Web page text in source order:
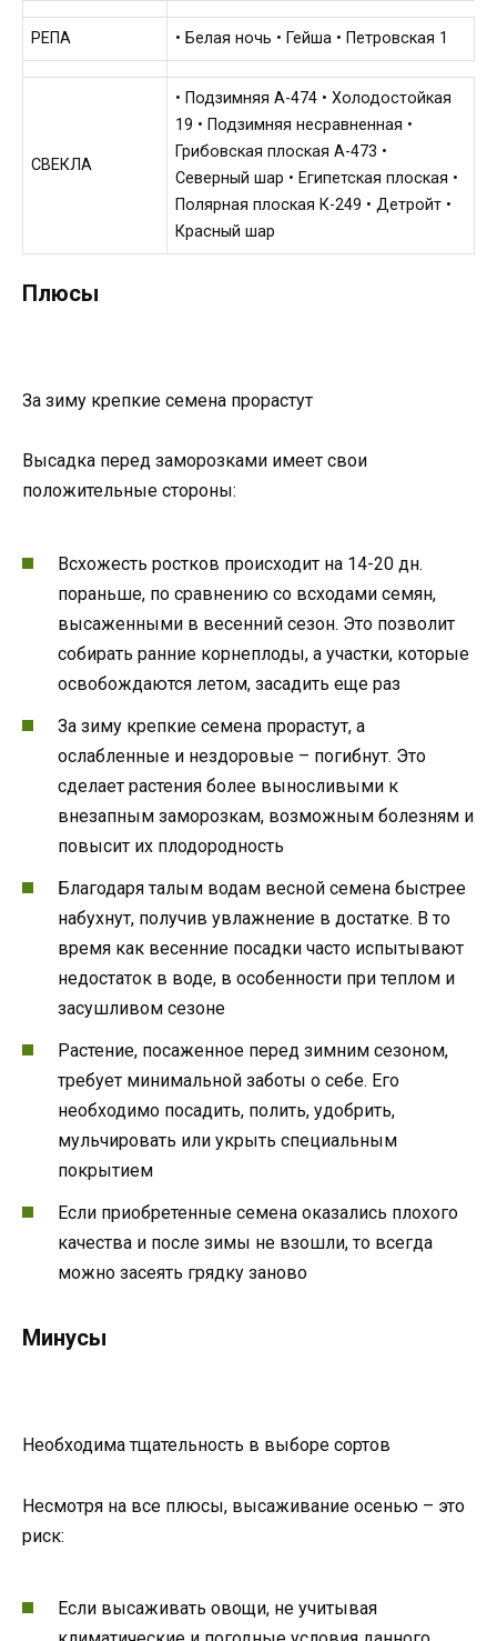
РЕПА • Белая ночь • Гейша • Петровская 1
СВЕКЛА
• Подзимняя А-474 • Холодостойкая
19 • Подзимняя несравненная •
Грибовская плоская А-473 •
Северный шар • Египетская плоская •
Полярная плоская К-249 • Детройт •
Красный шар
Плюсы
За зиму крепкие семена прорастут
Высадка перед заморозками имеет свои
положительные стороны:
Всхожесть ростков происходит на 14-20 дн.
пораньше, по сравнению со всходами семян,
высаженными в весенний сезон. Это позволит
собирать ранние корнеплоды, а участки, которые
освобождаются летом, засадить еще раз
За зиму крепкие семена прорастут, а
ослабленные и нездоровые – погибнут. Это
сделает растения более выносливыми к
внезапным заморозкам, возможным болезням и
повысит их плодородность
Благодаря талым водам весной семена быстрее
набухнут, получив увлажнение в достатке. В то
время как весенние посадки часто испытывают
недостаток в воде, в особенности при теплом и
засушливом сезоне
Растение, посаженное перед зимним сезоном,
требует минимальной заботы о себе. Его
необходимо посадить, полить, удобрить,
мульчировать или укрыть специальным
покрытием
Если приобретенные семена оказались плохого
качества и после зимы не взошли, то всегда
можно засеять грядку заново
Минусы
Необходима тщательность в выборе сортов
Несмотря на все плюсы, высаживание осенью – это
риск:
Если высаживать овощи, не учитывая